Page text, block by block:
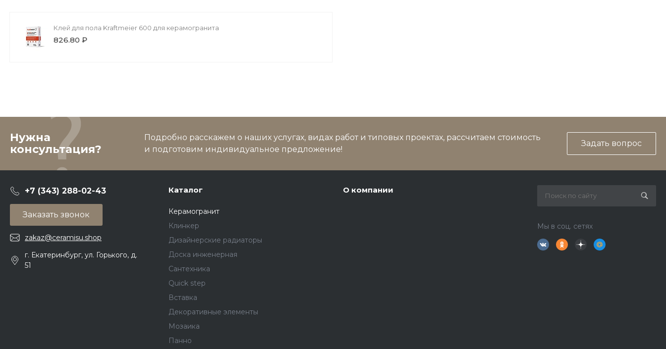
Клей для пола Kraftmeier 600 для керамогранита
826.80 ₽
Нужна
консультация?
Подробно расскажем о наших услугах, видах работ и типовых проектах, рассчитаем стоимость
и подготовим индивидуальное предложение!
Задать вопрос
+7 (343) 288-02-43
Заказать звонок
zakaz@ceramisu.shop
г. Екатеринбург, ул. Горького, д.
51
Каталог
Керамогранит
Клинкер
Дизайнерские радиаторы
Доска инженерная
Сантехника
Quick step
Вставка
Декоративные элементы
Мозаика
Панно
О компании
Мы в соц. сетях